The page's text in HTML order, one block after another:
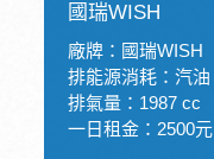
國瑞WISH
廠牌：國瑞WISH
排能源消耗：汽油
排氣量：1987 cc
一日租金：2500元